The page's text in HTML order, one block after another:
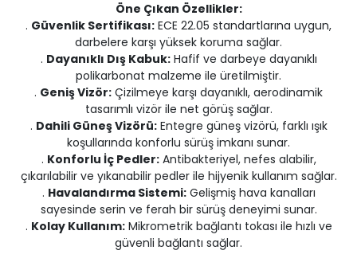
Öne Çıkan Özellikler:
. Güvenlik Sertifikası: ECE 22.05 standartlarına uygun,
darbelere karşı yüksek koruma sağlar.
. Dayanıklı Dış Kabuk:Hafif ve darbeye dayanıklı
polikarbonat malzeme ile üretilmiştir.
. Geniş Vizör: Çizilmeye karşı dayanıklı, aerodinamik
tasarımlı vizör ile net görüş sağlar.
. Dahili Güneş Vizörü:Entegre güneş vizörü, farklı ışık
koşullarında konforlu sürüş imkanı sunar.
. Konforlu İç Pedler:Antibakteriyel, nefes alabilir,
çıkarılabilir ve yıkanabilir pedler ile hijyenik kullanım sağlar.
. Havalandırma Sistemi:Gelişmiş hava kanalları
sayesinde serin ve ferah bir sürüş deneyimi sunar.
. Kolay Kullanım:Mikrometrik bağlantı tokası ile hızlı ve
güvenli bağlantı sağlar.